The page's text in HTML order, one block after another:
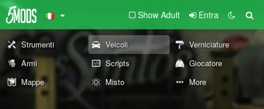
Show Adult Entra
Strumenti Veicoli
Verniciature
Armi
Scripts
Giocatore
Mappe
Misto More